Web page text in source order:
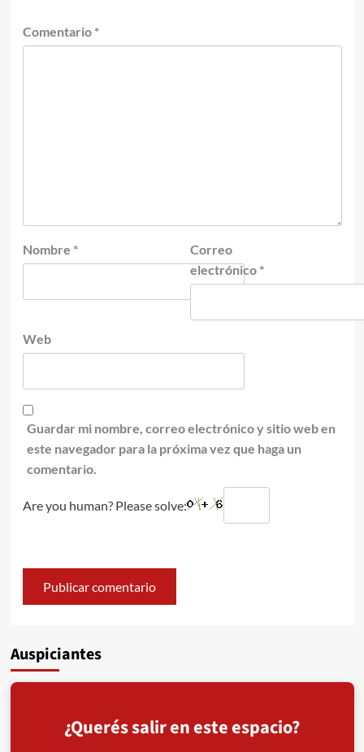
Comentario *
Nombre *
Correo
electrónico *
Web
Guardar mi nombre, correo electrónico y sitio web en
este navegador para la próxima vez que haga un
comentario.
Are you human? Please solve:
Auspiciantes
¿Querés salir en este espacio?